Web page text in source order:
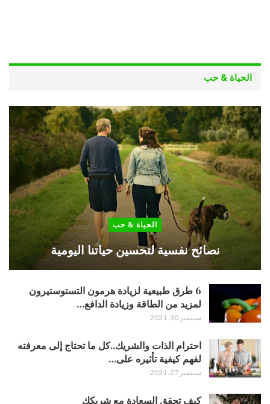
الحياة & حب
الحياة & حب
نصائح نفسية لتحسين حياتنا اليومية
6 طرق طبيعية لزيادة هرمون التستوستيرون
لمزيد من الطاقة وزيادة الدافع…
سبتمبر 30, 2021
احترام الذات والشريك..كل ما تحتاج إلى معرفته
لفهم كيفية تأثيره على…
سبتمبر 27, 2021
كيف تحقق السعادة مع شريكك